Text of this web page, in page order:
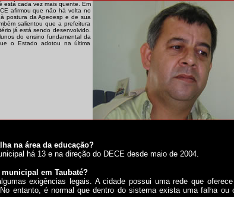
está cada vez mais quente. Em
afirmou que não há volta no
postura da Apeoesp e de sua
salientou que a prefeitura
já está sendo desenvolvido.
do ensino fundamental da
o Estado adotou na última
na área da educação?
há 13 e na direção do DECE desde maio de 2004.
em Taubaté?
exigências legais. A cidade possui uma rede que
entanto, é normal que dentro do sistema exista uma falha ou